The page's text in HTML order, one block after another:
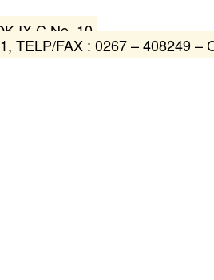
IX C No. 10,
TELP/FAX : 0267 – 408249